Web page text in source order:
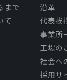
まで
て
沿革
代表挨
事業所
工場の
社会へ
採用サ